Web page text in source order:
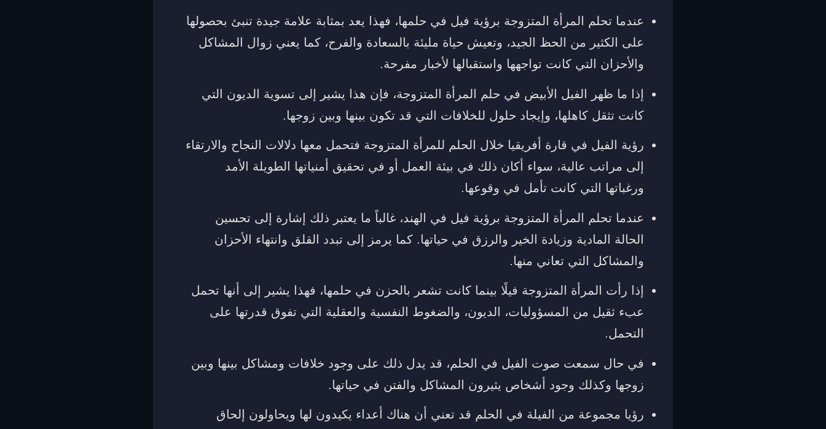
عندما تحلم المرأة المتزوجة برؤية فيل في حلمها، فهذا يعد بمثابة علامة جيدة تنبئ بحصولها
على الكثير من الحظ الجيد، وتعيش حياة مليئة بالسعادة والفرح، كما يعني زوال المشاكل
والأحزان التي كانت تواجهها واستقبالها لأخبار مفرحة.
إذا ما ظهر الفيل الأبيض في حلم المرأة المتزوجة، فإن هذا يشير إلى تسوية الديون التي
كانت تثقل كاهلها، وإيجاد حلول للخلافات التي قد تكون بينها وبين زوجها.
رؤية الفيل في قارة أفريقيا خلال الحلم للمرأة المتزوجة فتحمل معها دلالات النجاح والارتقاء
إلى مراتب عالية، سواء أكان ذلك في بيئة العمل أو في تحقيق أمنياتها الطويلة الأمد
ورغباتها التي كانت تأمل في وقوعها.
عندما تحلم المرأة المتزوجة برؤية فيل في الهند، غالباً ما يعتبر ذلك إشارة إلى تحسين
الحالة المادية وزيادة الخير والرزق في حياتها. كما يرمز إلى تبدد القلق وانتهاء الأحزان
والمشاكل التي تعاني منها.
إذا رأت المرأة المتزوجة فيلًا بينما كانت تشعر بالحزن في حلمها، فهذا يشير إلى أنها تحمل
عبء ثقيل من المسؤوليات، الديون، والضغوط النفسية والعقلية التي تفوق قدرتها على
التحمل.
في حال سمعت صوت الفيل في الحلم، قد يدل ذلك على وجود خلافات ومشاكل بينها وبين
زوجها وكذلك وجود أشخاص يثيرون المشاكل والفتن في حياتها.
رؤيا مجموعة من الفيلة في الحلم قد تعني أن هناك أعداء يكيدون لها ويحاولون إلحاق